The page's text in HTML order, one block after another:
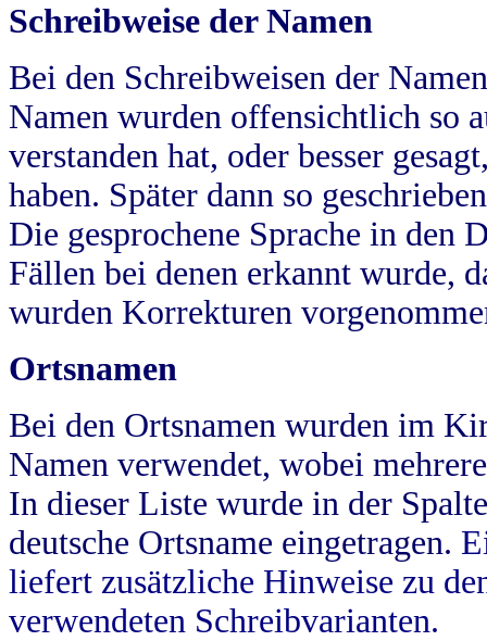
Schreibweise der Namen
Bei den Schreibweisen der
Namen wurden offensichtlich so
verstanden hat, oder besser
haben. Später dann so
Die gesprochene Sprache in
Fällen bei denen erkannt wurde,
wurden Korrekturen
Ortsnamen
Bei den Ortsnamen wurden im
Namen verwendet, wobei
In dieser Liste wurde in der
deutsche Ortsname eingetragen.
liefert zusätzliche Hinweise zu
verwendeten Schreibvarianten.